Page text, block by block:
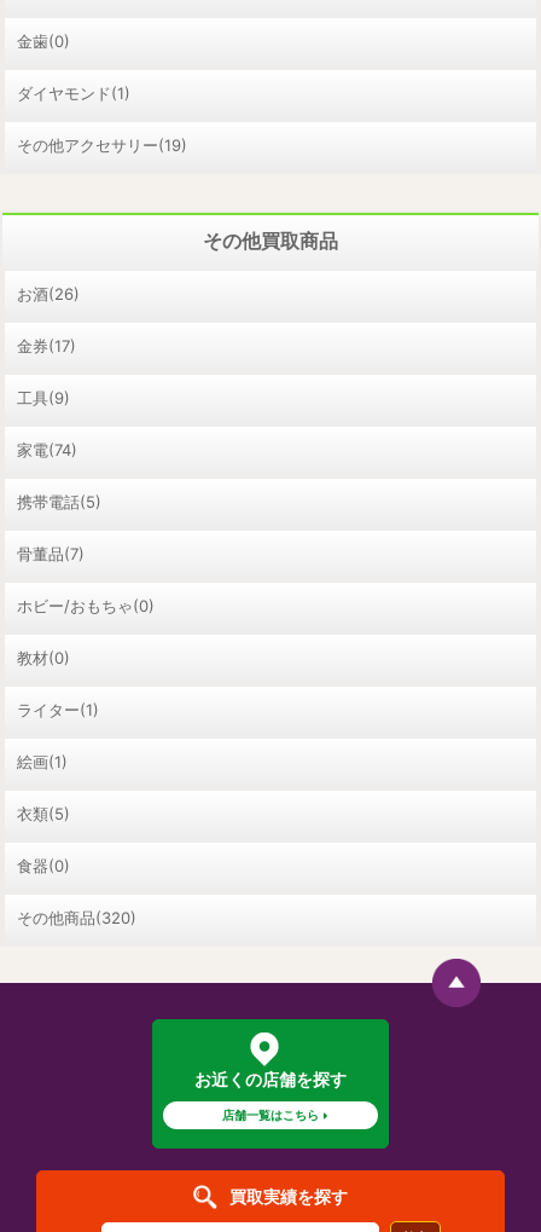
金歯(0)
ダイヤモンド(1)
その他アクセサリー(19)
その他買取商品
お酒(26)
金券(17)
工具(9)
家電(74)
携帯電話(5)
骨董品(7)
ホビー/おもちゃ(0)
教材(0)
ライター(1)
絵画(1)
衣類(5)
食器(0)
その他商品(320)
お近くの店舗を探す
店舗一覧はこちら
買取実績を探す